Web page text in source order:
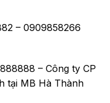
– 0909858266
– Công ty CP
tại MB Hà Thành